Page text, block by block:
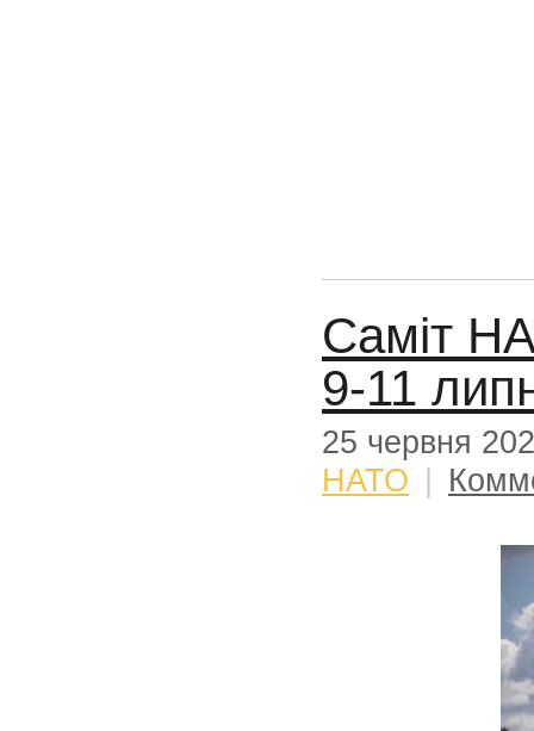
Саміт
9-11
25 червня
НАТО